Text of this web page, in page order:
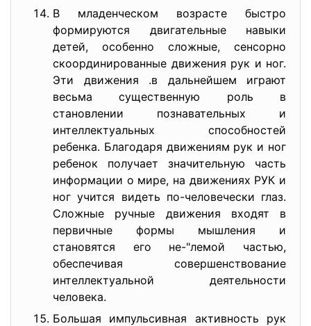
В младенческом возрасте быстро
формируются двигательные навыки
детей, особенно сложные, сенсорно
скоординированные движения рук и ног.
Эти движения .в дальнейшем играют
весьма существенную роль в
становлении познавательных и
интеллектуальных способностей
ребенка. Благодаря движениям рук и ног
ребенок получает значительную часть
информации о мире, на движениях РУК и
ног учится видеть по-человечески глаз.
Сложные ручные движения входят в
первичные формы мышления и
становятся его не-"лемой частью,
обеспечивая совершенствование
интеллектуальной деятельности
человека.
Большая импульсивная активность рук